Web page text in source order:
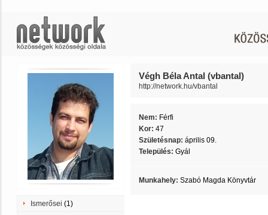
Ismerősei (1)
Végh Béla Antal (vbantal)
http://network.hu/vbantal
Nem: Férfi
Kor: 47
Születésnap: április 09.
Település: Gyál
Munkahely: Szabó Magda Könyvtár